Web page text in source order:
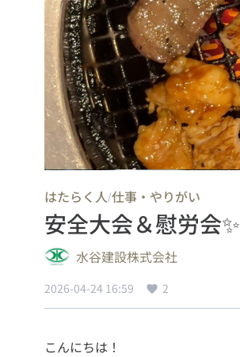
はたらく人/仕事・やりがい
安全大会＆慰労会✨
水谷建設株式会社
2026-04-24 16:59 2
こんにちは！